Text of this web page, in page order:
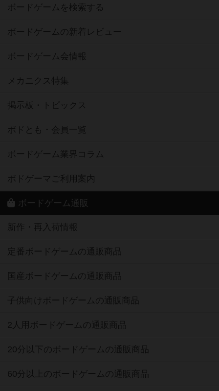
ボードゲームを検索する
ボードゲームの新着レビュー
ボードゲーム会情報
メカニクス特集
掲示板・トピックス
ボドとも・会員一覧
ボードゲーム業界コラム
ボドゲーマご利用案内
ボードゲーム通販
新作・再入荷情報
定番ボードゲームの通販商品
国産ボードゲームの通販商品
子供向けボードゲームの通販商品
2人用ボードゲームの通販商品
20分以下のボードゲームの通販商品
60分以上のボードゲームの通販商品